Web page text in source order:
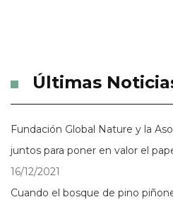
Últimas
Fundación Global Nature y la
juntos para poner en valor el
16/12/2021
Cuando el bosque de pino